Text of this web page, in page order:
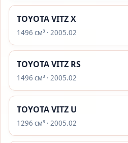
TOYOTA VITZ X
1496 см³ · 2005.02
TOYOTA VITZ RS
1496 см³ · 2005.02
TOYOTA VITZ U
1296 см³ · 2005.02